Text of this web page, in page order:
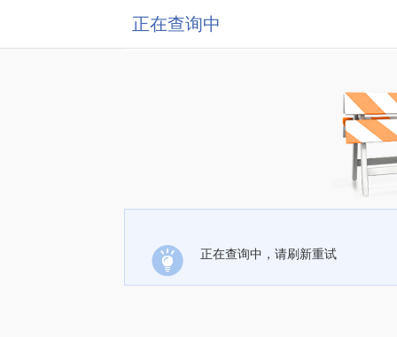
正在查询中
正在查询中，请刷新重试